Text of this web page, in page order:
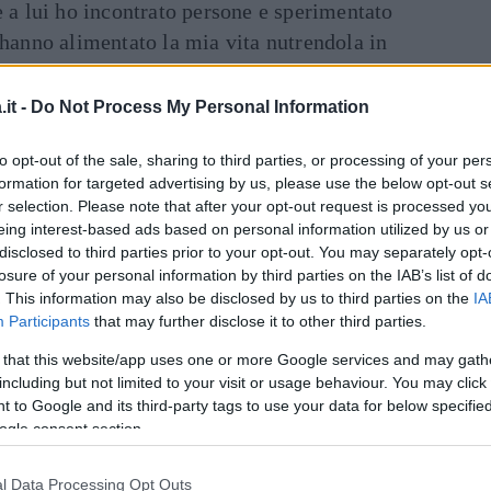
- Do Not Process My Personal Information
opt-out of the sale, sharing to third parties, or processing of your
for targeted advertising by us, please use the below opt-out
selection. Please note that after your opt-out request is processed
interest-based ads based on personal information utilized by us
to third parties prior to your opt-out. You may separately
of your personal information by third parties on the IAB’s list of
This information may also be disclosed by us to third parties on the
Participants that may further disclose it to other third parties.
that this website/app uses one or more Google services and may
but not limited to your visit or usage behaviour. You may
to Google and its third-party tags to use your data for below
consent section.
Data Processing Opt Outs
lui ho incontrato persone e sperimentato
alimentato la mia vita nutrendola in
nel corso del gala, hanno immortalato
DiCaprio mentre ridevano e
dedicati allabeneficenza. Ricordiamo
per un posto in prima fila nei
suo marito Danny Moder e alcuni amici,
per foraggiare il Core del collega Penn.
a leggere dopo la pubblicità
di cui è noto l’attivismo, membro
benefiche, come il